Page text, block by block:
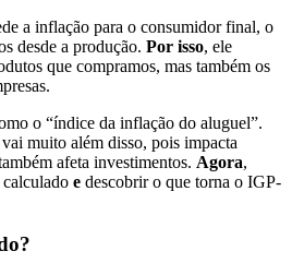
a inflação para o consumidor final, o
desde a produção. Por isso, ele
que compramos, mas também os
o “índice da inflação do aluguel”.
muito além disso, pois impacta
afeta investimentos. Agora,
calculado e descobrir o que torna o IGP-